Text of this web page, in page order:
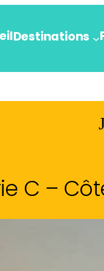
Destinations
C –